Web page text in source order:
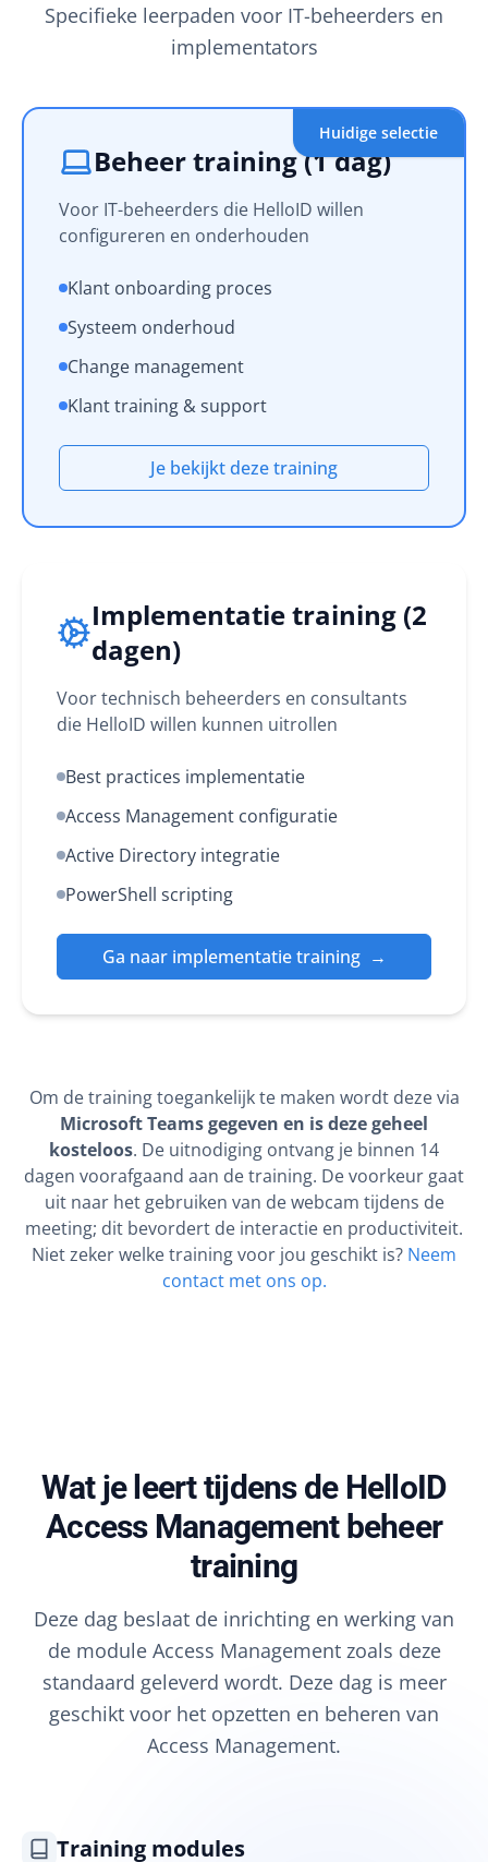
Specifieke leerpaden voor IT-beheerders en
implementators
Huidige selectie
Beheer training (1 dag)
Voor IT-beheerders die HelloID willen
configureren en onderhouden
Klant onboarding proces
Systeem onderhoud
Change management
Klant training & support
Je bekijkt deze training
Implementatie training (2
dagen)
Voor technisch beheerders en consultants
die HelloID willen kunnen uitrollen
Best practices implementatie
Access Management configuratie
Active Directory integratie
PowerShell scripting
Ga naar implementatie training →
Om de training toegankelijk te maken wordt deze via
Microsoft Teams gegeven en is deze geheel
kosteloos. De uitnodiging ontvang je binnen 14
dagen voorafgaand aan de training. De voorkeur gaat
uit naar het gebruiken van de webcam tijdens de
meeting; dit bevordert de interactie en productiviteit.
Niet zeker welke training voor jou geschikt is? Neem
contact met ons op.
Wat je leert tijdens de HelloID
Access Management beheer
training
Deze dag beslaat de inrichting en werking van
de module Access Management zoals deze
standaard geleverd wordt. Deze dag is meer
geschikt voor het opzetten en beheren van
Access Management.
Training modules